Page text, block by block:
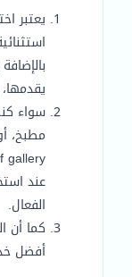
يعتبر
سواء
مطبخ،
الفعال.
كما أن
أفضل